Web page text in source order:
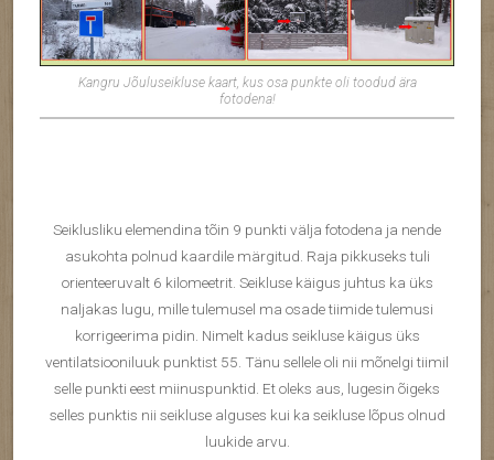
Kangru Jõuluseikluse kaart, kus osa punkte oli toodud ära
fotodena!
Seiklusliku elemendina tõin 9 punkti välja fotodena ja nende
asukohta polnud kaardile märgitud. Raja pikkuseks tuli
orienteeruvalt 6 kilomeetrit. Seikluse käigus juhtus ka üks
naljakas lugu, mille tulemusel ma osade tiimide tulemusi
korrigeerima pidin. Nimelt kadus seikluse käigus üks
ventilatsiooniluuk punktist 55. Tänu sellele oli nii mõnelgi tiimil
selle punkti eest miinuspunktid. Et oleks aus, lugesin õigeks
selles punktis nii seikluse alguses kui ka seikluse lõpus olnud
luukide arvu.